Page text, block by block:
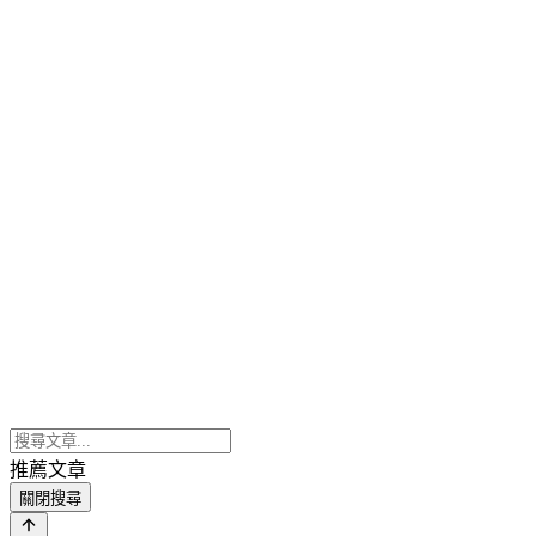
推薦文章
關閉搜尋